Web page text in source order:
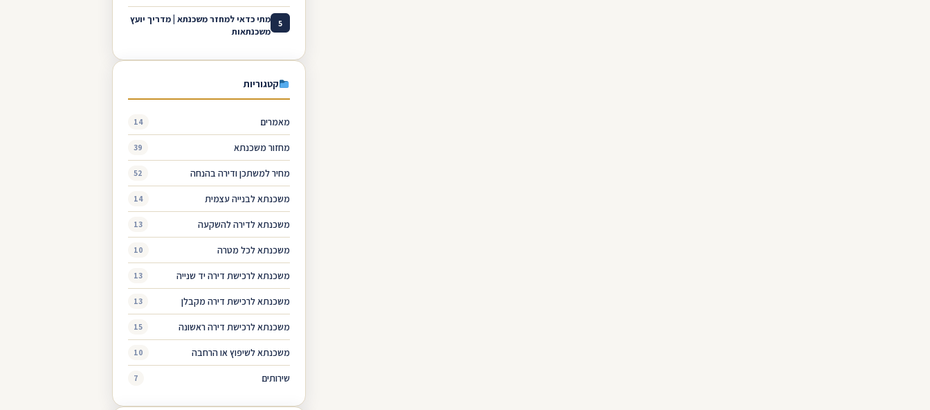
5
מתי כדאי למחזר משכנתא | מדריך יועץ
משכנתאות
קטגוריות
מאמרים 14
מחזור משכנתא 39
מחיר למשתכן ודירה בהנחה 52
משכנתא לבנייה עצמית 14
משכנתא לדירה להשקעה 13
משכנתא לכל מטרה 10
משכנתא לרכישת דירה יד שנייה 13
משכנתא לרכישת דירה מקבלן 13
משכנתא לרכישת דירה ראשונה 15
משכנתא לשיפוץ או הרחבה 10
שירותים 7